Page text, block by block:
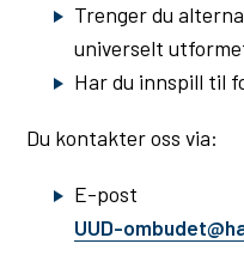
Trenger du
universelt
Har du innspill til
Du kontakter oss via:
E-post
UUD-